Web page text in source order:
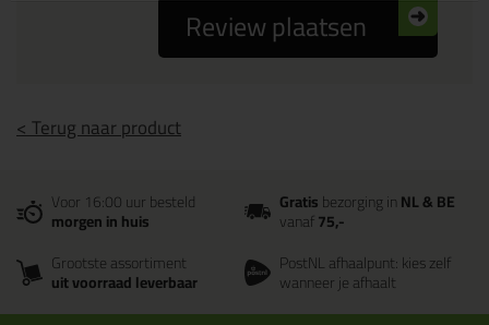
Review plaatsen
< Terug naar product
Voor 16:00 uur besteld
morgen in huis
Gratisbezorging inNL & BE
vanaf75,-
Grootste assortiment
uit voorraad leverbaar
PostNL afhaalpunt: kies zelf
wanneer je afhaalt